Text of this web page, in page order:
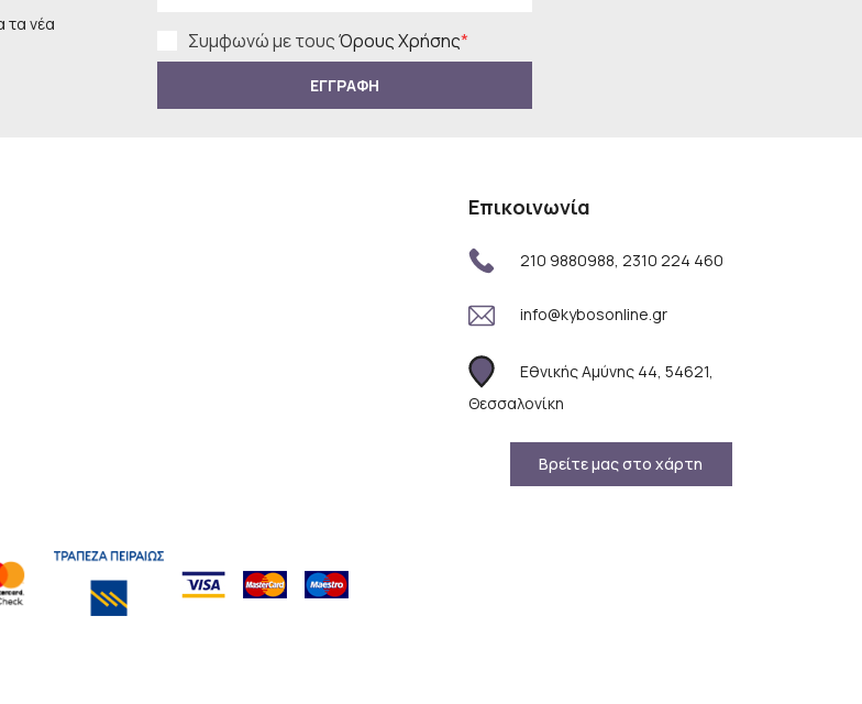
τα νέα
Συμφωνώ με τουςΌρους Χρήσης*
ΕΓΓΡΑΦΗ
Επικοινωνία
210 9880988, 2310 224 460
info@kybosonline.gr
Εθνικής Αμύνης 44, 54621,
Θεσσαλονίκη
Βρείτε μας στο χάρτη